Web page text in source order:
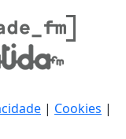
| Cookies |